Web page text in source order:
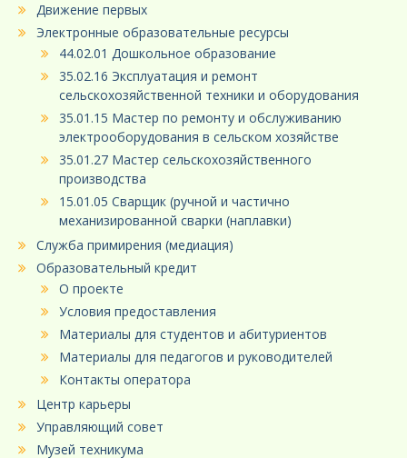
Движение первых
Электронные образовательные ресурсы
44.02.01 Дошкольное образование
35.02.16 Эксплуатация и ремонт
сельскохозяйственной техники и оборудования
35.01.15 Мастер по ремонту и обслуживанию
электрооборудования в сельском хозяйстве
35.01.27 Мастер сельскохозяйственного
производства
15.01.05 Сварщик (ручной и частично
механизированной сварки (наплавки)
Служба примирения (медиация)
Образовательный кредит
О проекте
Условия предоставления
Материалы для студентов и абитуриентов
Материалы для педагогов и руководителей
Контакты оператора
Центр карьеры
Управляющий совет
Музей техникума